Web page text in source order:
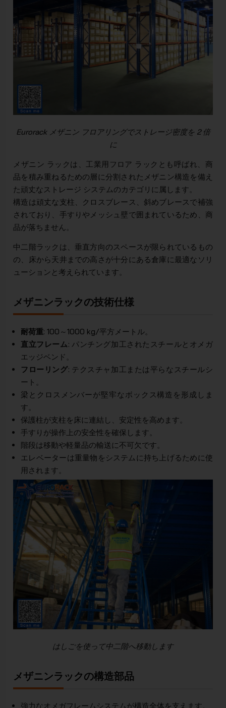
Eurorack メザニン フロアリングでストレージ密度を 2 倍
に
メザニン ラックは、工業用フロア ラックとも呼ばれ、商
品を積み重ねるための層に分割されたメザニン構造を備え
た頑丈なストレージ システムのカテゴリに属します。
構造は頑丈な支柱、クロスブレース、斜めブレースで補強
されており、手すりやメッシュ壁で囲まれているため、商
品が落ちません。
中二階ラックは、垂直方向のスペースが限られているもの
の、床から天井までの高さが十分にある倉庫に最適なソリ
ューションと考えられています。
メザニンラックの技術仕様
耐荷重: 100～1000 kg/平方メートル。
直立フレーム: パンチング加工されたスチールとオメガ
エッジベンド。
フローリング: テクスチャ加工または平らなスチールシ
ート。
梁とクロスメンバーが堅牢なボックス構造を形成しま
す。
保護柱が支柱を床に連結し、安定性を高めます。
手すりが操作上の安全性を確保します。
階段は移動や軽量品の輸送に不可欠です。
エレベーターは重量物をシステムに持ち上げるために使
用されます。
はしごを使って中二階へ移動します
メザニンラックの構造部品
強力なオメガフレームシステムが構造全体を支えます。